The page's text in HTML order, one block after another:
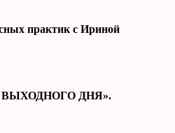
практик с Ириной
ДНЯ».